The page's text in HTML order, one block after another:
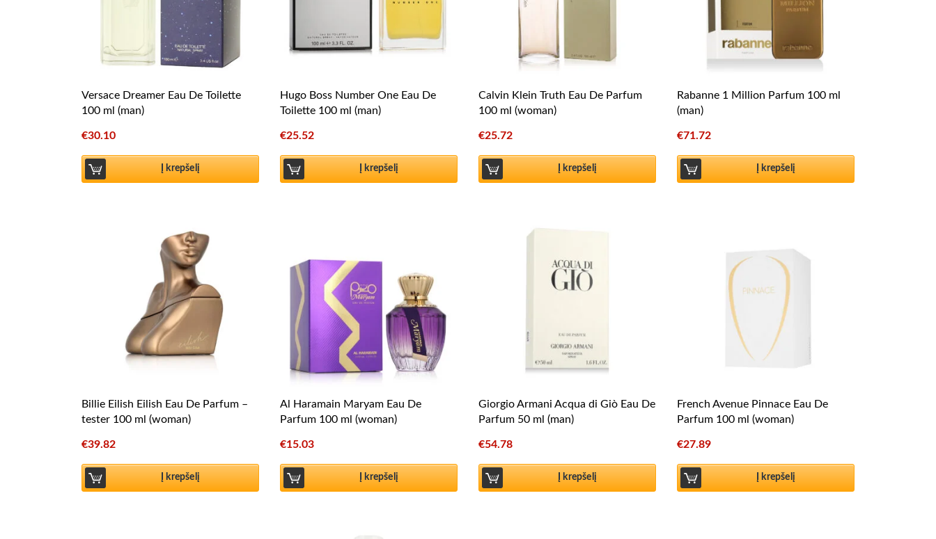
Versace Dreamer Eau De Toilette
100 ml (man)
€30.10
Į krepšelį
Hugo Boss Number One Eau De
Toilette 100 ml (man)
€25.52
Į krepšelį
Calvin Klein Truth Eau De Parfum
100 ml (woman)
€25.72
Į krepšelį
Rabanne 1 Million Parfum 100 ml
(man)
€71.72
Į krepšelį
Billie Eilish Eilish Eau De Parfum –
tester 100 ml (woman)
€39.82
Į krepšelį
Al Haramain Maryam Eau De
Parfum 100 ml (woman)
€15.03
Į krepšelį
Giorgio Armani Acqua di Giò Eau De
Parfum 50 ml (man)
€54.78
Į krepšelį
French Avenue Pinnace Eau De
Parfum 100 ml (woman)
€27.89
Į krepšelį